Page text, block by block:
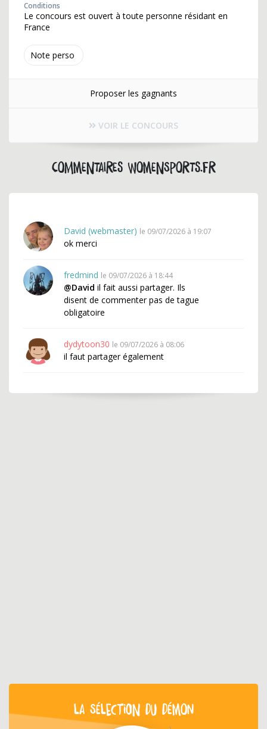
Note perso
Conditions
Le concours est ouvert à toute personne résidant en
France
Proposer les gagnants
VOIR LE CONCOURS
Commentaires womensports.fr
David (webmaster) le 09/07/2026 à 19:07
ok merci
fredmind le 09/07/2026 à 18:44
@David il fait aussi partager. Ils
disent de commenter pas de tague
obligatoire
dydytoon30 le 09/07/2026 à 08:06
il faut partager également
LA SÉLECTION DU DÉMON